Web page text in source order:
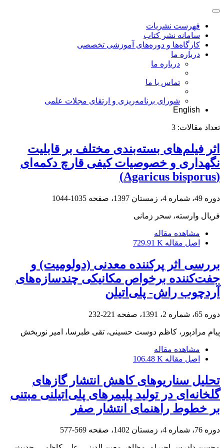
فهرست نشریات
سامانه نشر کتاب
کارگاه‌ها و دوره‌های آموزشی تخصصی
درباره ما
درباره ما
تماس با ما
شورای برنامه‌ریزی و ارتقای مجلات علمی
English
تعداد مقالات: 3
اثر فیلم‌های بسته‌بندی مختلف بر قابلیت
نگهداری و خصوصیات کیفی قارچ دکمه‌ای
(Agaricus bisporus)
دوره 49، شماره 4، زمستان 1397، صفحه 1035-1044
فریال وارسته، سحر زمانی
مشاهده مقاله
اصل مقاله 729.91 K
بررسی اثر پرکننده معدنی (دولومیت) و
جفت‌کننده برخواص مکانیکی چندسازه‌های
آردچوب راش- پلی‌اتیلن
دوره 65، شماره 2، 1391، صفحه 221-232
پیام مرادپور، کاظم دوست حسینی، تقی طبرسا، امیر نوربخش
مشاهده مقاله
اصل مقاله 106.48 K
تحلیل سناریو‌های کاهش انتشار گازهای
گلخانه‌ای در تولید پلیمر‌های پلی‌اتیلنی مبتنی
بر خطوط راهنمای انتشار صفر
دوره 76، شماره 4، زمستان 1402، صفحه 569-577